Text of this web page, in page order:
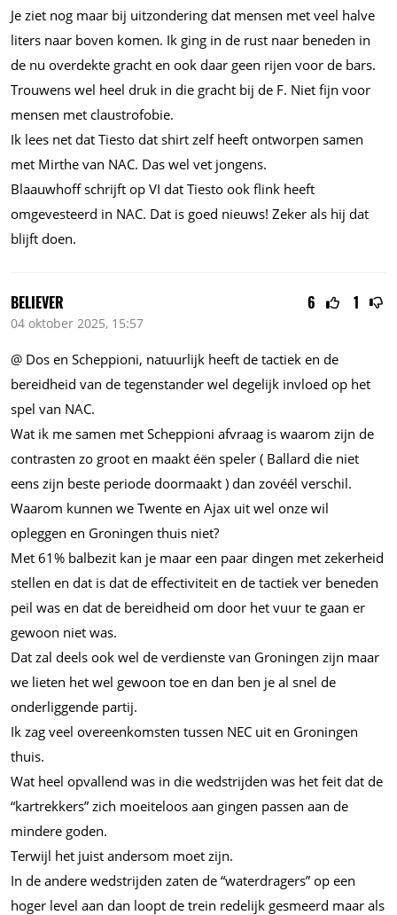
Je ziet nog maar bij uitzondering dat mensen met veel halve
liters naar boven komen. Ik ging in de rust naar beneden in
de nu overdekte gracht en ook daar geen rijen voor de bars.
Trouwens wel heel druk in die gracht bij de F. Niet fijn voor
mensen met claustrofobie.
Ik lees net dat Tiesto dat shirt zelf heeft ontworpen samen
met Mirthe van NAC. Das wel vet jongens.
Blaauwhoff schrijft op VI dat Tiesto ook flink heeft
omgevesteerd in NAC. Dat is goed nieuws! Zeker als hij dat
blijft doen.
6 1
BELIEVER
04 oktober 2025, 15:57
@ Dos en Scheppioni, natuurlijk heeft de tactiek en de
bereidheid van de tegenstander wel degelijk invloed op het
spel van NAC.
Wat ik me samen met Scheppioni afvraag is waarom zijn de
contrasten zo groot en maakt éën speler ( Ballard die niet
eens zijn beste periode doormaakt ) dan zovéél verschil.
Waarom kunnen we Twente en Ajax uit wel onze wil
opleggen en Groningen thuis niet?
Met 61% balbezit kan je maar een paar dingen met zekerheid
stellen en dat is dat de effectiviteit en de tactiek ver beneden
peil was en dat de bereidheid om door het vuur te gaan er
gewoon niet was.
Dat zal deels ook wel de verdienste van Groningen zijn maar
we lieten het wel gewoon toe en dan ben je al snel de
onderliggende partij.
Ik zag veel overeenkomsten tussen NEC uit en Groningen
thuis.
Wat heel opvallend was in die wedstrijden was het feit dat de
“kartrekkers” zich moeiteloos aan gingen passen aan de
mindere goden.
Terwijl het juist andersom moet zijn.
In de andere wedstrijden zaten de “waterdragers” op een
hoger level aan dan loopt de trein redelijk gesmeerd maar als